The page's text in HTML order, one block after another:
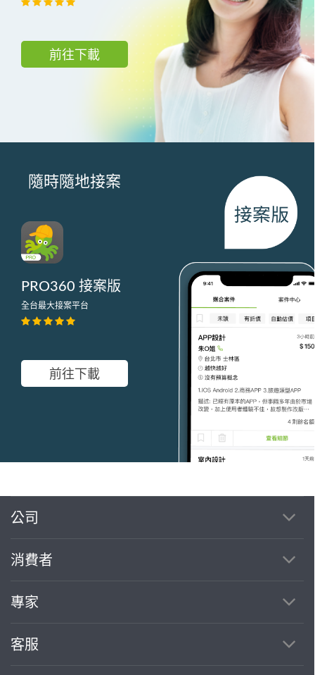
前往下載
隨時隨地接案
PRO360 接案版
全台最大接案平台
前往下載
公司
消費者
專家
客服
繼續完成